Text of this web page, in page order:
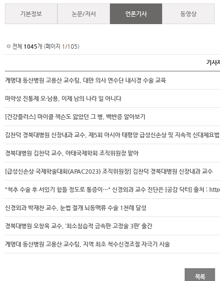
기본정보 논문/저서 언론기사 동영상
전체 1045개 (페이지 1/105)
기사
계명대 동산병원 고용산 교수팀, 대만 의사 연수단 내시경 수술 교육
마약성 진통제 오·남용, 이제 남의 나라 일 아니다
[건강플러스] 마이클 잭슨도 앓았던 그 병, 백반증 알아보기
김찬덕 경북대병원 신장내과 교수, 제5회 아시아 태평양 급성신손상 및 지속적 신대체요
경북대병원 김찬덕 교수, 아태국제학회 조직위원장 맡아
[급성신손상 국제학술대회(APAC2023) 조직위원장] 김찬덕 경북대병원 신장내과 교수
"척추 수술 후 서있기 힘들 정도로 통증이…" 신경외과 교수 진단은 [공감 닥터]
신경외과 박재찬 교수, 눈썹 절개 뇌동맥류 수술 1천례 달성
경북대병원 오창욱 교수, ‘최소침습적 금속판 고정술 3판’ 출간
계명대 동산병원 고용산 교수팀, 지역 최초 척수신경조절 자극기 시술
목록